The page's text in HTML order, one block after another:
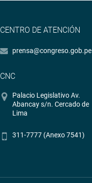
CENTRO DE ATENCIÓN
prensa@congreso.gob.pe
CNC
Palacio Legislativo Av.
Abancay s/n. Cercado de
Lima
311-7777 (Anexo 7541)